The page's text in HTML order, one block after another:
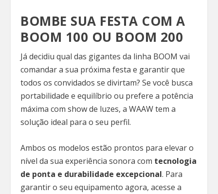
BOMBE SUA FESTA COM A
BOOM 100 OU BOOM 200
Já decidiu qual das gigantes da linha BOOM vai
comandar a sua próxima festa e garantir que
todos os convidados se divirtam? Se você busca
portabilidade e equilíbrio ou prefere a potência
máxima com show de luzes, a WAAW tem a
solução ideal para o seu perfil.
Ambos os modelos estão prontos para elevar o
nível da sua experiência sonora com tecnologia
de ponta e durabilidade excepcional. Para
garantir o seu equipamento agora, acesse a